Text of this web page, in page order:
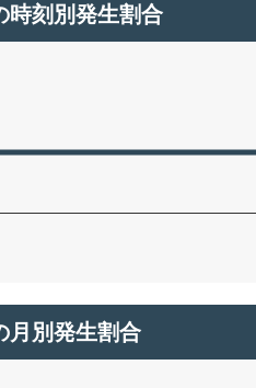
時刻別発生割合
月別発生割合